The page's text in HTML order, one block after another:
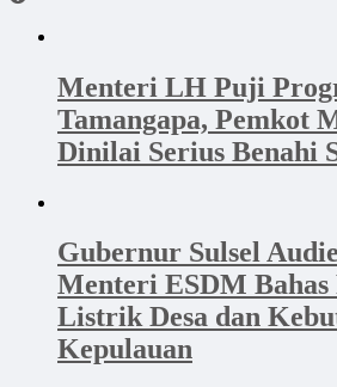
Menteri LH Puji
Tamangapa, Pemkot
Dinilai Serius Benahi
Gubernur Sulsel
Menteri ESDM
Listrik Desa dan
Kepulauan